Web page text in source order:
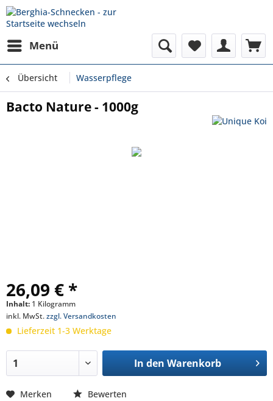
Menü
Übersicht Wasserpflege
Bacto Nature - 1000g
26,09 € *
Inhalt: 1 Kilogramm
inkl. MwSt.zzgl. Versandkosten
Lieferzeit 1-3 Werktage
In den Warenkorb
Merken Bewerten